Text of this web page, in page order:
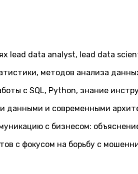
lead data analyst, lead data
методов анализа
с SQL, Python, знание
данными и современными
с бизнесом:
с фокусом на борьбу с